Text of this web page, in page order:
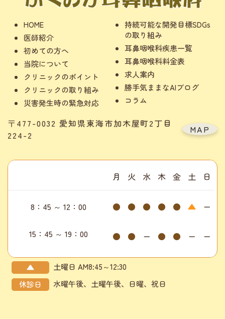
HOME
医師紹介
初めての方へ
当院について
クリニックのポイント
クリニックの取り組み
災害発生時の緊急対応
持続可能な開発目標SDGs
の取り組み
耳鼻咽喉科疾患一覧
耳鼻咽喉科料金表
求人案内
勝手気ままなAIブログ
コラム
〒477-0032 愛知県東海市加木屋町2丁目
224-2
MAP
月 火 水 木 金 土 日
8：45 ～ 12：00 ● ● ● ● ● ▲ ー
15：45 ～ 19：00 ● ● ー ● ● ー ー
▲
土曜日 AM8:45～12:30
休診日
水曜午後、土曜午後、日曜、祝日